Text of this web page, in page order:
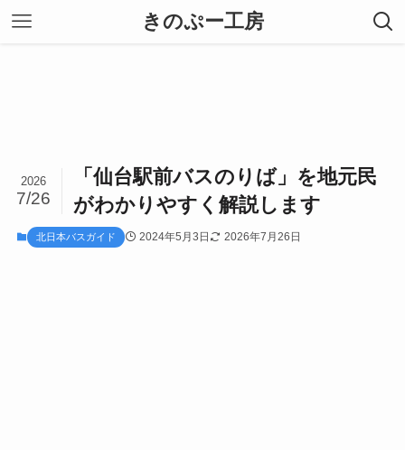
きのぷー工房
「仙台駅前バスのりば」を地元民
がわかりやすく解説します
2026
7/26
北日本バスガイド 2024年5月3日 2026年7月26日